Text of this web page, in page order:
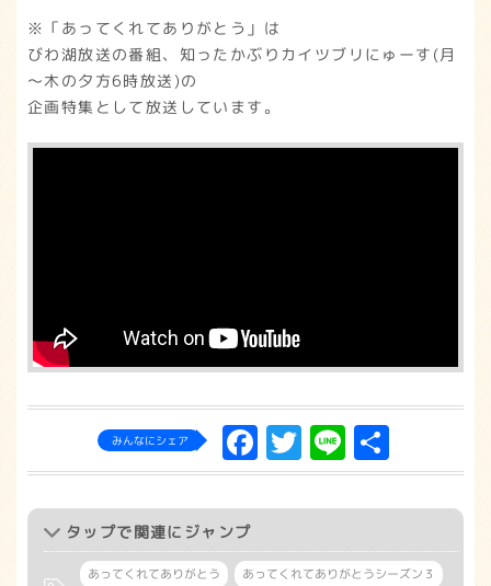
※「あってくれてありがとう」は
びわ湖放送の番組、知ったかぶりカイツブリにゅーす(月
～木の夕方6時放送)の
企画特集として放送しています。
みんなにシェア Facebook
Twitter
Line
有
タップで関連にジャンプ
あってくれてありがとう
あってくれてありがとうシーズン３